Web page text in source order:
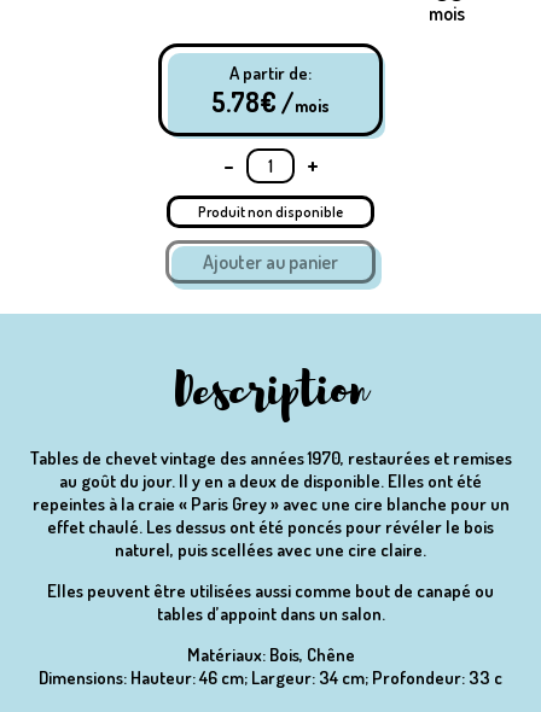
mois
A partir de:
5.78€ /mois
- +
Produit non disponible
Description
Tables de chevet vintage des années 1970, restaurées et remises
au goût du jour. Il y en a deux de disponible. Elles ont été
repeintes à la craie « Paris Grey » avec une cire blanche pour un
effet chaulé. Les dessus ont été poncés pour révéler le bois
naturel, puis scellées avec une cire claire.
Elles peuvent être utilisées aussi comme bout de canapé ou
tables d’appoint dans un salon.
Matériaux: Bois, Chêne
Dimensions: Hauteur: 46 cm; Largeur: 34 cm; Profondeur: 33 c